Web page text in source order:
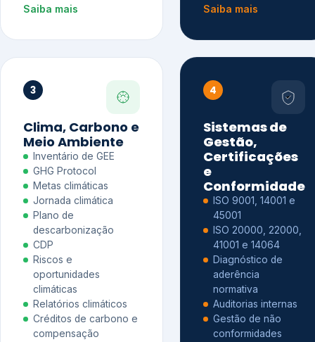
Saiba mais
Saiba mais
3
Clima, Carbono e
Meio Ambiente
Inventário de GEE
GHG Protocol
Metas climáticas
Jornada climática
Plano de
descarbonização
CDP
Riscos e
oportunidades
climáticas
Relatórios climáticos
Créditos de carbono e
compensação
4
Sistemas de
Gestão,
Certificações
e
Conformidade
ISO 9001, 14001 e
45001
ISO 20000, 22000,
41001 e 14064
Diagnóstico de
aderência
normativa
Auditorias internas
Gestão de não
conformidades